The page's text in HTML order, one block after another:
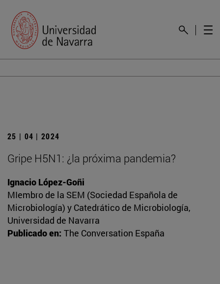
25 | 04 | 2024
Gripe H5N1: ¿la próxima pandemia?
Ignacio López-Goñi
MIembro de la SEM (Sociedad Española de
Microbiología) y Catedrático de Microbiología,
Universidad de Navarra
Publicado en: The Conversation España